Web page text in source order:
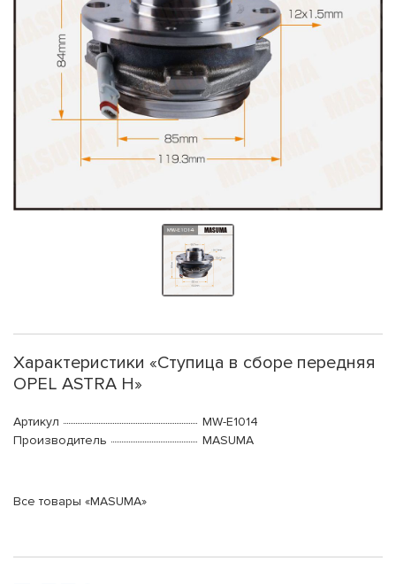
Характеристики «Ступица в сборе передняя
OPEL ASTRA H»
Артикул
MW-E1014
Производитель
MASUMA
Все товары «MASUMA»